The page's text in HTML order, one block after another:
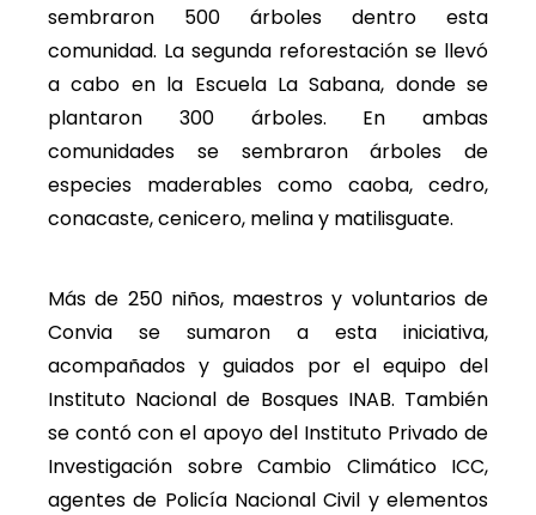
sembraron 500 árboles dentro esta
comunidad. La segunda reforestación se llevó
a cabo en la Escuela La Sabana, donde se
plantaron 300 árboles. En ambas
comunidades se sembraron árboles de
especies maderables como caoba, cedro,
conacaste, cenicero, melina y matilisguate.
Más de 250 niños, maestros y voluntarios de
Convia se sumaron a esta iniciativa,
acompañados y guiados por el equipo del
Instituto Nacional de Bosques INAB. También
se contó con el apoyo del Instituto Privado de
Investigación sobre Cambio Climático ICC,
agentes de Policía Nacional Civil y elementos